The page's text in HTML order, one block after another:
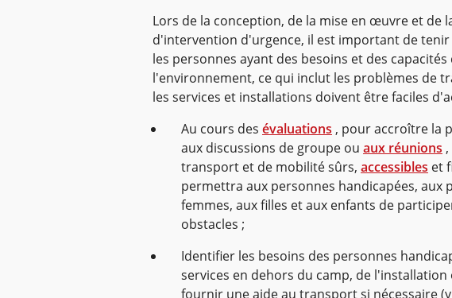
Lors de la conception, de la mise en œuvre et de
d'intervention d'urgence, il est important de
les personnes ayant des besoins et des
l'environnement, ce qui inclut les problèmes de
les services et installations doivent être faciles
Au cours des évaluations , pour accroître la
aux discussions de groupe ou aux réunions
transport et de mobilité sûrs, accessibles et
permettra aux personnes handicapées, aux
femmes, aux filles et aux enfants de
obstacles ;
Identifier les besoins des personnes
services en dehors du camp, de
fournir une aide au transport si nécessaire